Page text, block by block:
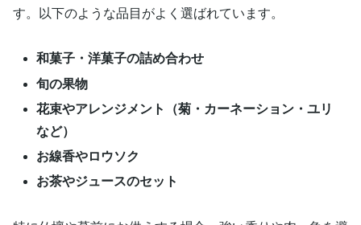
す。以下のような品目がよく選ばれています。
和菓子・洋菓子の詰め合わせ
旬の果物
花束やアレンジメント（菊・カーネーション・ユリ
など）
お線香やロウソク
お茶やジュースのセット